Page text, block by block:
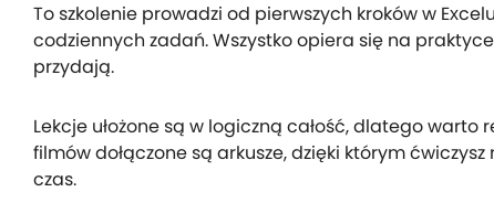
To szkolenie prowadzi od pierwszych kroków w
codziennych zadań. Wszystko opiera się na
przydają.
Lekcje ułożone są w logiczną całość, dlatego warto
filmów dołączone są arkusze, dzięki którym
czas.